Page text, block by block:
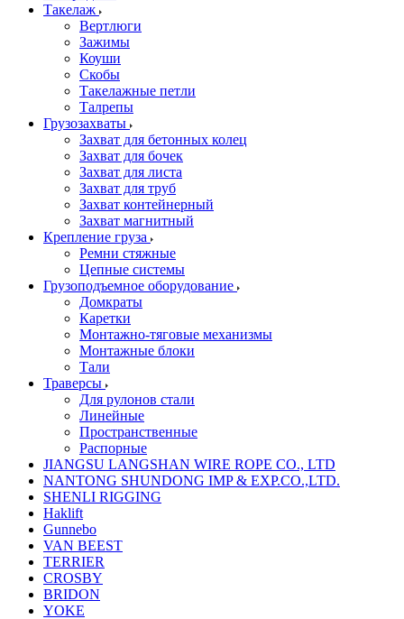
Такелаж
Вертлюги
Зажимы
Коуши
Скобы
Такелажные петли
Талрепы
Грузозахваты
Захват для бетонных колец
Захват для бочек
Захват для листа
Захват для труб
Захват контейнерный
Захват магнитный
Крепление груза
Ремни стяжные
Цепные системы
Грузоподъемное оборудование
Домкраты
Каретки
Монтажно-тяговые механизмы
Монтажные блоки
Тали
Траверсы
Для рулонов стали
Линейные
Пространственные
Распорные
JIANGSU LANGSHAN WIRE ROPE CO., LTD
NANTONG SHUNDONG IMP & EXP.CO.,LTD.
SHENLI RIGGING
Haklift
Gunnebo
VAN BEEST
TERRIER
CROSBY
BRIDON
YOKE